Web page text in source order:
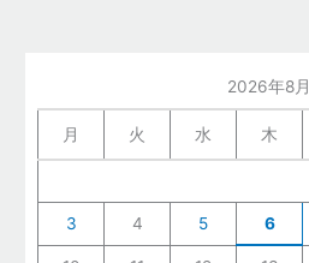
2026年8月
月 火 水 木
3 4 5 6